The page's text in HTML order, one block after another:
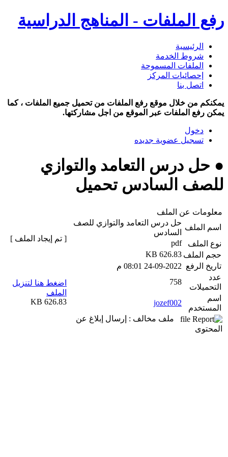
رفع الملفات - المناهج الدراسية
الرئيسية
شروط الخدمة
الملفات المسموحة
إحصائيات المركز
اتصل بنا
يمكنكم من خلال موقع رفع الملفات من تحميل جميع الملفات ، كما
يمكن رفع الملفات عبر الموقع من اجل مشاركتها.
دخول
تسجيل عضوية جديده
● حل درس التعامد والتوازي
للصف السادس تحميل
معلومات عن الملف
اسم الملف
حل درس التعامد والتوازي للصف
السادس
نوع الملف
pdf
حجم الملف 626.83 KB
تاريخ الرفع 24-09-2022 08:01 م
عدد
التحميلات
758
اسم
المستخدم
jozef002
ملف مخالف : إرسال إبلاغ عن
المحتوى
[ تم إيجاد الملف ]
اضغط هنا لتنزيل
الملف
626.83 KB